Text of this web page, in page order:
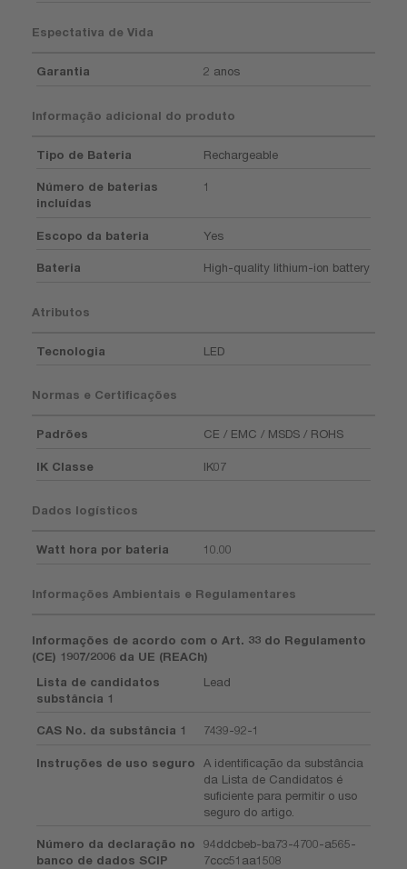
Espectativa de Vida
Garantia 2 anos
Informação adicional do produto
Tipo de Bateria Rechargeable
Número de baterias
incluídas
1
Escopo da bateria Yes
Bateria High-quality lithium-ion battery
Atributos
Tecnologia LED
Normas e Certificações
Padrões CE / EMC / MSDS / ROHS
IK Classe IK07
Dados logísticos
Watt hora por bateria 10.00
Informações Ambientais e Regulamentares
Informações de acordo com o Art. 33 do Regulamento
(CE) 1907/2006 da UE (REACh)
Lista de candidatos
substância 1
Lead
CAS No. da substância 1 7439-92-1
Instruções de uso seguro
A identificação da substância
da Lista de Candidatos é
suficiente para permitir o uso
seguro do artigo.
Número da declaração no
banco de dados SCIP
94ddcbeb-ba73-4700-a565-
7ccc51aa1508